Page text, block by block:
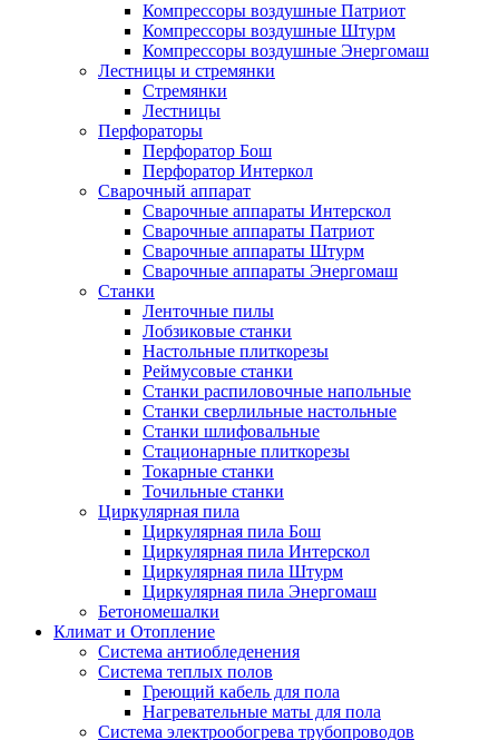
Компрессоры воздушные Патриот
Компрессоры воздушные Штурм
Компрессоры воздушные Энергомаш
Лестницы и стремянки
Стремянки
Лестницы
Перфораторы
Перфоратор Бош
Перфоратор Интеркол
Сварочный аппарат
Сварочные аппараты Интерскол
Сварочные аппараты Патриот
Сварочные аппараты Штурм
Сварочные аппараты Энергомаш
Станки
Ленточные пилы
Лобзиковые станки
Настольные плиткорезы
Реймусовые станки
Станки распиловочные напольные
Станки сверлильные настольные
Станки шлифовальные
Стационарные плиткорезы
Токарные станки
Точильные станки
Циркулярная пила
Циркулярная пила Бош
Циркулярная пила Интерскол
Циркулярная пила Штурм
Циркулярная пила Энергомаш
Бетономешалки
Климат и Отопление
Система антиобледенения
Система теплых полов
Греющий кабель для пола
Нагревательные маты для пола
Система электрообогрева трубопроводов